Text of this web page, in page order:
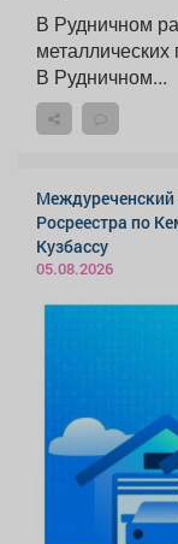
В Рудничном
В Рудничном...
Междуреченский
Росреестра по
Кузбассу
05.08.2026